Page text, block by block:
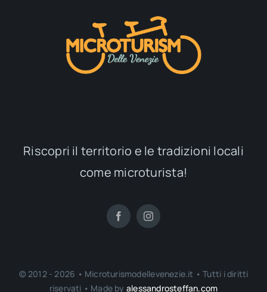
Riscopri il territorio e le tradizioni locali
come microturista!
© 2012 - 2026 • Microturismodellevenezie.it • Tutti i diritti
riservati • Made by alessandrosteffan.com